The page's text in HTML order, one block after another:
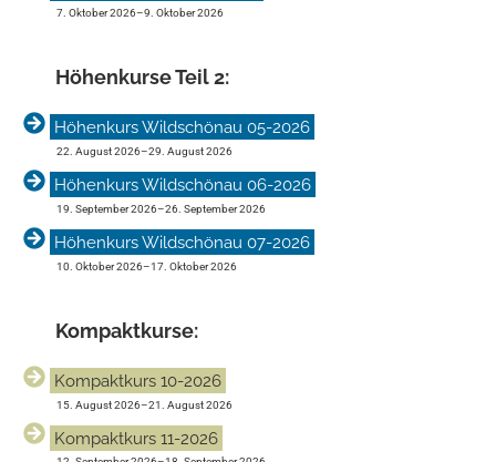
7. Oktober 2026–9. Oktober 2026
Höhen­kurse Teil 2:
Höhenkurs Wildschönau 05-2026
22. August 2026–29. August 2026
Höhenkurs Wildschönau 06-2026
19. September 2026–26. September 2026
Höhenkurs Wildschönau 07-2026
10. Oktober 2026–17. Oktober 2026
Kompakt­kurse:
Kompaktkurs 10-2026
15. August 2026–21. August 2026
Kompaktkurs 11-2026